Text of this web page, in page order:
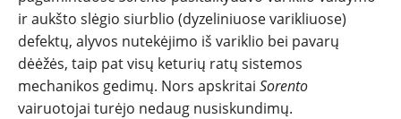
ir aukšto slėgio siurblio (dyzeliniuose varikliuose)
defektų, alyvos nutekėjimo iš variklio bei pavarų
dėėžės, taip pat visų keturių ratų sistemos
mechanikos gedimų. Nors apskritai Sorento
vairuotojai turėjo nedaug nusiskundimų.